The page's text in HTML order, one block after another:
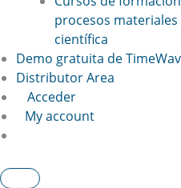
procesos
científica
Demo gratuita de
Distributor Area
Acceder
My account